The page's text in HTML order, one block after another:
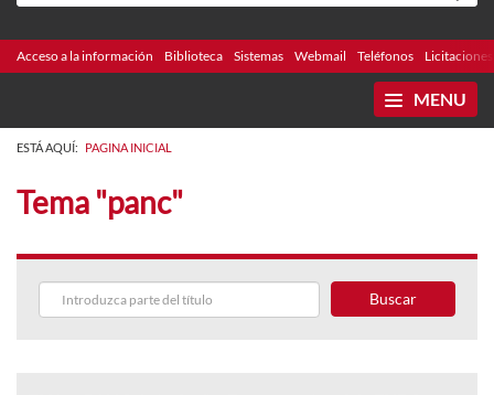
Acceso a la información Biblioteca Sistemas Webmail Teléfonos Licitaciones
MENU
ESTÁ AQUÍ: PAGINA INICIAL
Tema "panc"
Buscar